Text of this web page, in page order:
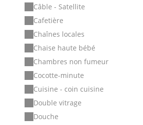
Câble - Satellite
Cafetière
Chaînes locales
Chaise haute bébé
Chambres non fumeur
Cocotte-minute
Cuisine - coin cuisine
Double vitrage
Douche